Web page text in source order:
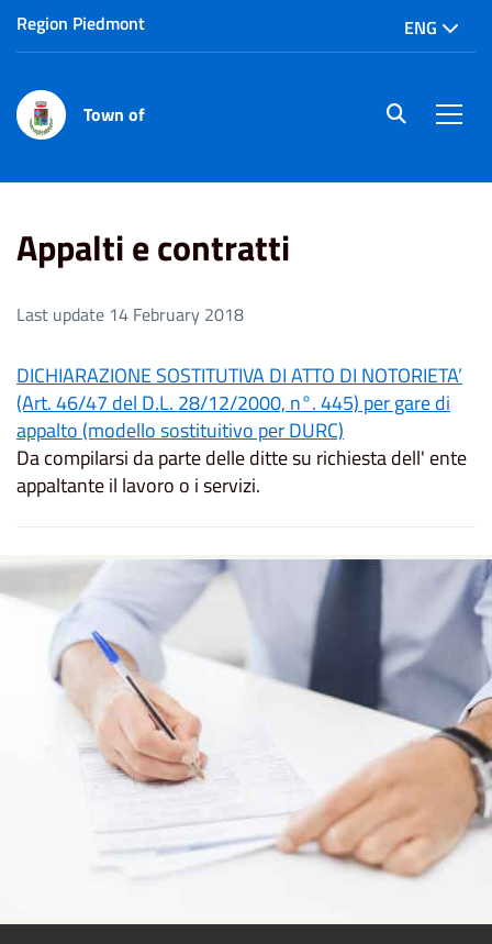
Region Piedmont ENG
Town of site.searc
Appalti e contratti
Last update 14 February 2018
DICHIARAZIONE SOSTITUTIVA DI ATTO DI NOTORIETA’
(Art. 46/47 del D.L. 28/12/2000, n°. 445) per gare di
appalto (modello sostituitivo per DURC)
Da compilarsi da parte delle ditte su richiesta dell' ente
appaltante il lavoro o i servizi.